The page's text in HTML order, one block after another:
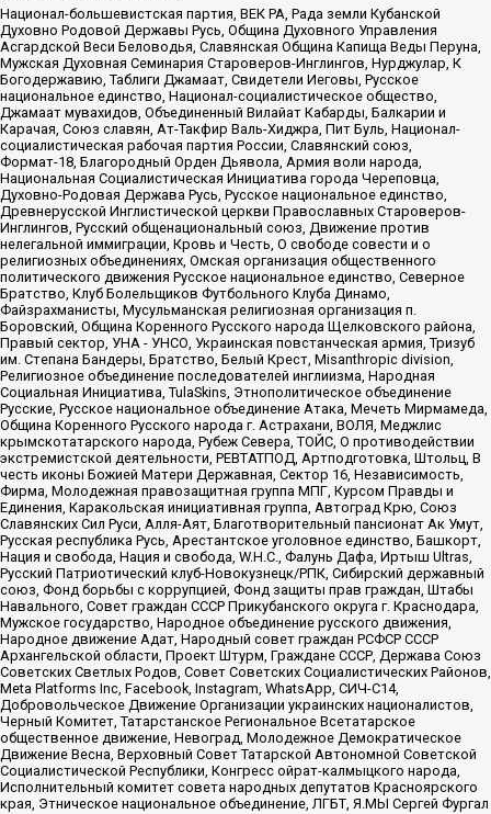
Национал-большевистская партия, ВЕК РА, Рада земли Кубанской
Духовно Родовой Державы Русь, Община Духовного Управления
Асгардской Веси Беловодья, Славянская Община Капища Веды Перуна,
Мужская Духовная Семинария Староверов-Инглингов, Нурджулар, К
Богодержавию, Таблиги Джамаат, Свидетели Иеговы, Русское
национальное единство, Национал-социалистическое общество,
Джамаат мувахидов, Объединенный Вилайат Кабарды, Балкарии и
Карачая, Союз славян, Ат-Такфир Валь-Хиджра, Пит Буль, Национал-
социалистическая рабочая партия России, Славянский союз,
Формат-18, Благородный Орден Дьявола, Армия воли народа,
Национальная Социалистическая Инициатива города Череповца,
Духовно-Родовая Держава Русь, Русское национальное единство,
Древнерусской Инглистической церкви Православных Староверов-
Инглингов, Русский общенациональный союз, Движение против
нелегальной иммиграции, Кровь и Честь, О свободе совести и о
религиозных объединениях, Омская организация общественного
политического движения Русское национальное единство, Северное
Братство, Клуб Болельщиков Футбольного Клуба Динамо,
Файзрахманисты, Мусульманская религиозная организация п.
Боровский, Община Коренного Русского народа Щелковского района,
Правый сектор, УНА - УНСО, Украинская повстанческая армия, Тризуб
им. Степана Бандеры, Братство, Белый Крест, Misanthropic division,
Религиозное объединение последователей инглиизма, Народная
Социальная Инициатива, TulaSkins, Этнополитическое объединение
Русские, Русское национальное объединение Атака, Мечеть Мирмамеда,
Община Коренного Русского народа г. Астрахани, ВОЛЯ, Меджлис
крымскотатарского народа, Рубеж Севера, ТОЙС, О противодействии
экстремистской деятельности, РЕВТАТПОД, Артподготовка, Штольц, В
честь иконы Божией Матери Державная, Сектор 16, Независимость,
Фирма, Молодежная правозащитная группа МПГ, Курсом Правды и
Единения, Каракольская инициативная группа, Автоград Крю, Союз
Славянских Сил Руси, Алля-Аят, Благотворительный пансионат Ак Умут,
Русская республика Русь, Арестантское уголовное единство, Башкорт,
Нация и свобода, Нация и свобода, W.H.С., Фалунь Дафа, Иртыш Ultras,
Русский Патриотический клуб-Новокузнецк/РПК, Сибирский державный
союз, Фонд борьбы с коррупцией, Фонд защиты прав граждан, Штабы
Навального, Совет граждан СССР Прикубанского округа г. Краснодара,
Мужское государство, Народное объединение русского движения,
Народное движение Адат, Народный совет граждан РСФСР СССР
Архангельской области, Проект Штурм, Граждане СССР, Держава Союз
Советских Светлых Родов, Совет Советских Социалистических Районов,
Meta Platforms Inc, Facebook, Instagram, WhatsApp, СИЧ-С14,
Добровольческое Движение Организации украинских националистов,
Черный Комитет, Татарстанское Региональное Всетатарское
общественное движение, Невоград, Молодежное Демократическое
Движение Весна, Верховный Совет Татарской Автономной Советской
Социалистической Республики, Конгресс ойрат-калмыцкого народа,
Исполнительный комитет совета народных депутатов Красноярского
края, Этническое национальное объединение, ЛГБТ, Я.МЫ Сергей Фургал